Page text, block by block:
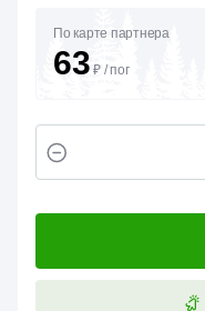
По карте партнера
63 ₽ /пог